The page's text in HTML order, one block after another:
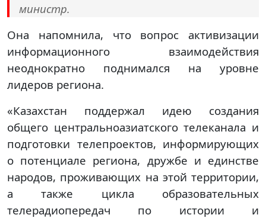
министр.
Она напомнила, что вопрос активизации
информационного взаимодействия
неоднократно поднимался на уровне
лидеров региона.
«Казахстан поддержал идею создания
общего центральноазиатского телеканала и
подготовки телепроектов, информирующих
о потенциале региона, дружбе и единстве
народов, проживающих на этой территории,
а также цикла образовательных
телерадиопередач по истории и